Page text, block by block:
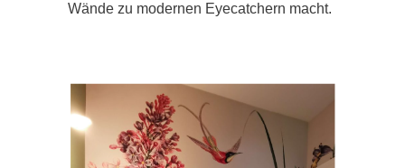
Wände zu modernen Eyecatchern macht.